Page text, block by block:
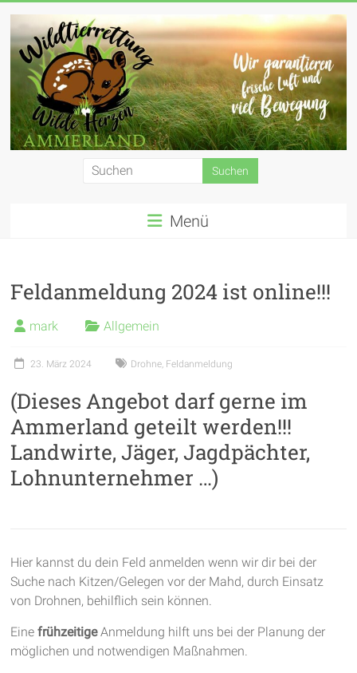
Inhalt
springen
Wildtierrettung
e.
V.
Wir
frische
Luft
und
viel
Bewegung
Menü
Feldanmeldung 2024 ist online!!!
mark Allgemein
23. März 2024 Drohne, Feldanmeldung
(Dieses Angebot darf gerne im
Ammerland geteilt werden!!!
Landwirte, Jäger, Jagdpächter,
Lohnunternehmer …)
Hier kannst du dein Feld anmelden wenn wir dir bei der
Suche nach Kitzen/Gelegen vor der Mahd, durch Einsatz
von Drohnen, behilflich sein können.
EinefrühzeitigeAnmeldung hilft uns bei der Planung der
möglichen und notwendigen Maßnahmen.